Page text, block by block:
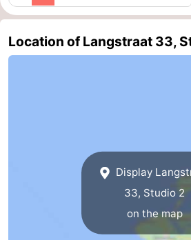
Oranjezon
Oostkapelle
-
Nature
-
Location of Langstraat 33,
Display
33, Studio 2
on the map